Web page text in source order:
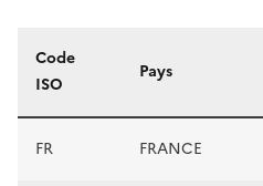
Liste des pays
Code
ISO
Pays
FR FRANCE